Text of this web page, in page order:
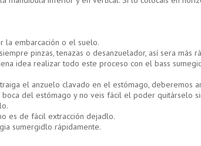
la embarcación o el suelo.
pinzas, tenazas o desanzuelador, así sera más
idea realizar todo este proceso con el bass
el anzuelo clavado en el estómago, deberemos
del estómago y no veis fácil el poder quitárselo
es de fácil extracción dejadlo.
sumergidlo rápidamente.